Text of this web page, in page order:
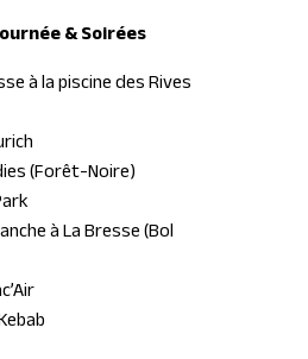
& Soirées
à la piscine des Rives
(Forêt-Noire)
à La Bresse (Bol